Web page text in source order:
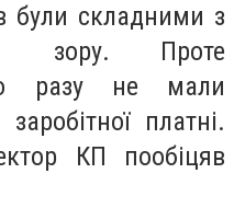
були складними з
зору. Проте
разу не мали
платні.
КП пообіцяв